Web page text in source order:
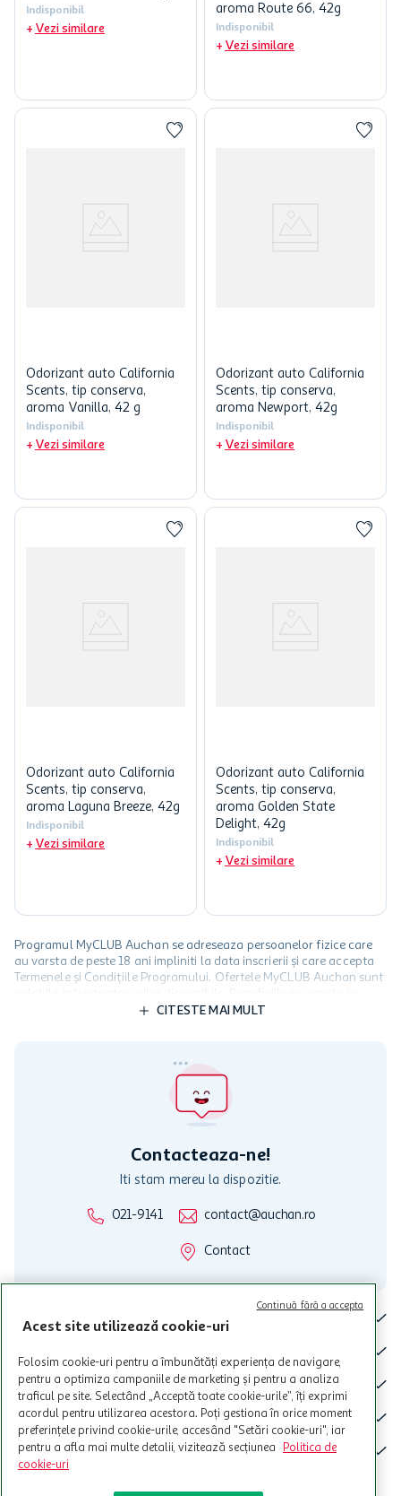
Indisponibil
Vezi similare
aroma Route 66, 42g
Indisponibil
Vezi similare
Odorizant auto California
Scents, tip conserva,
aroma Vanilla, 42 g
Indisponibil
Vezi similare
Odorizant auto California
Scents, tip conserva,
aroma Newport, 42g
Indisponibil
Vezi similare
Odorizant auto California
Scents, tip conserva,
aroma Laguna Breeze, 42g
Indisponibil
Vezi similare
Odorizant auto California
Scents, tip conserva,
aroma Golden State
Delight, 42g
Indisponibil
Vezi similare
Programul MyCLUB Auchan se adreseaza persoanelor fizice care
au varsta de peste 18 ani impliniti la data inscrierii și care accepta
Termenele și Condițiile Programului. Ofertele MyCLUB Auchan sunt
limita a 12 unitati / card client o singura data in perioada promotiei.
activitati in afara celor mentionate in Termene si Conditii. Auchan
nu raspunde pentru imposibilitatea utilizarii Cardului in perioada in
care aceste este suspendat sau in perioada in care sunt efectuate
CITESTE MAI MULT
Contacteaza-ne!
Iti stam mereu la dispozitie.
021-9141 contact@auchan.ro
Contact
Pentru tine
De ajutor
Tinem aproape
Categorii principale
Acest site utilizează cookie-uri
Folosim cookie-uri pentru a îmbunătăți experiența de navigare,
pentru a optimiza campaniile de marketing și pentru a analiza
traficul pe site. Selectând „Acceptă toate cookie-urile”, îți exprimi
acordul pentru utilizarea acestora. Poți gestiona în orice moment
preferințele privind cookie-urile, accesând "Setări cookie-uri", iar
pentru a afla mai multe detalii, vizitează secțiunea
Politica de
cookie-uri
Continuă fără a accepta